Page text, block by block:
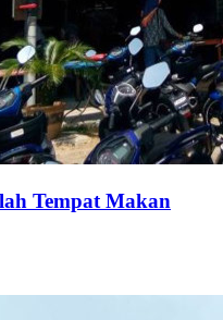
Tempat Makan